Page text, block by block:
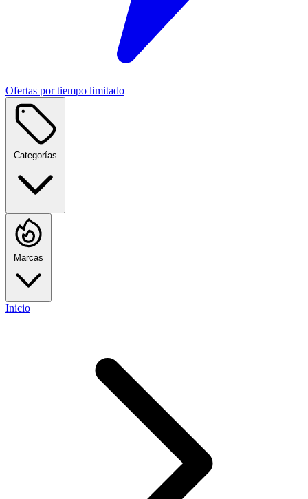
Ofertas por tiempo limitado
Categorías
Marcas
Inicio